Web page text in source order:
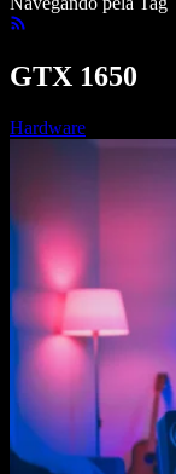
GTX 1650
Hardware